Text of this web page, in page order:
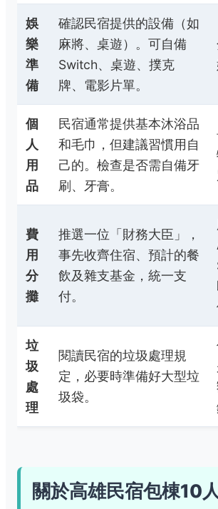
娛
樂
準
備
確認民宿提供的設備（如
麻將、桌遊）。可自備
Switch、桌遊、撲克
牌、電影片單。
個
人
用
品
民宿通常提供基本沐浴品
和毛巾，但建議習慣用自
己的。檢查是否需自備牙
刷、牙膏。
費
用
分
攤
推選一位「財務大臣」，
事先收齊住宿、預計的餐
飲及雜支基金，統一支
付。
垃
圾
處
理
閱讀民宿的垃圾處理規
定，必要時準備好大型垃
圾袋。
關於高雄民宿包棟10